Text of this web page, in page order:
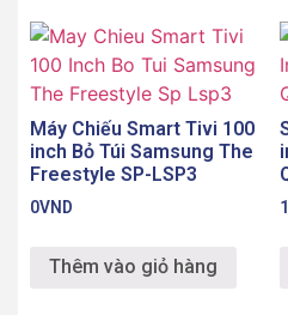
Máy Chiếu Smart Tivi 100
inch Bỏ Túi Samsung The
Freestyle SP-LSP3
0VND
Thêm vào giỏ hàng